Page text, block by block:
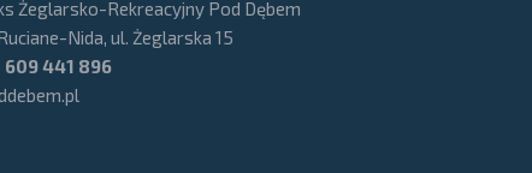
Żeglarsko-Rekreacyjny Pod Dębem
Nida, ul. Żeglarska 15
609 441 896